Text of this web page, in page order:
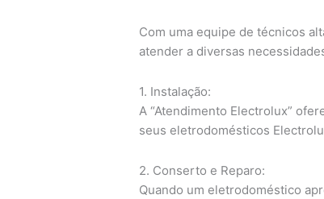
Com uma equipe de técnicos
atender a diversas
1. Instalação:
A “Atendimento Electrolux”
seus eletrodomésticos
2. Conserto e Reparo:
Quando um eletrodoméstico